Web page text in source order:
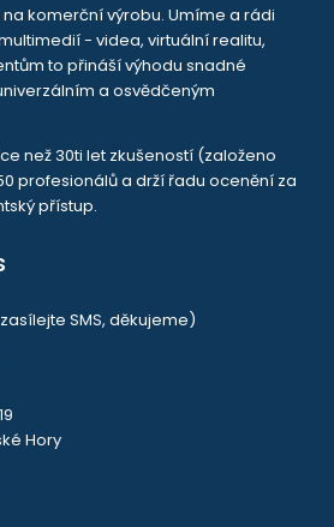
komerční výrobu. Umíme a rádi
- videa, virtuální realitu,
to přináší výhodu snadné
a osvědčeným
než 30ti let zkušeností (založeno
profesionálů a drží řadu ocenění za
přístup.
SMS, děkujeme)
Hory